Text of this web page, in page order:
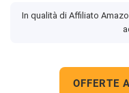
In qualità di Affiliato
OFFERTE